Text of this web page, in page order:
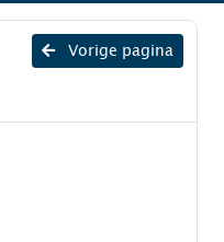
Vorige pagina